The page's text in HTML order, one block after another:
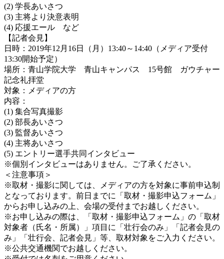
(2) 学長あいさつ
(3) 主将より決意表明
(4) 応援エール など
【記者会見】
日時：2019年12月16日（月）13:40～14:40（メディア受付
13:30開始予定）
場所：青山学院大学 青山キャンパス 15号館 ガウチャー
記念礼拝堂
対象：メディアの方
内容：
(1) 集合写真撮影
(2) 部長あいさつ
(3) 監督あいさつ
(4) 主将あいさつ
(5) エントリー選手共同インタビュー
※個別インタビューはありません。ご了承ください。
＜注意事項＞
※取材・撮影に関しては、メディアの方を対象に事前申込制
となっております。前日までに「取材・撮影申込フォーム」
からお申し込みの上、会場の受付までお越しください。
※お申し込みの際は、「取材・撮影申込フォーム」の「取材
対象者（氏名・所属）」項目に「壮行会のみ」「記者会見の
み」「壮行会、記者会見」等、取材対象をご入力ください。
※公共交通機関でお越しください。